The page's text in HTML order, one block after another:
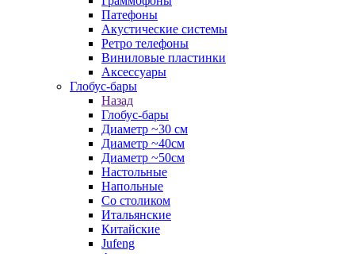
Патефоны
Акустические системы
Ретро телефоны
Виниловые пластинки
Аксессуары
Глобус-бары
Назад
Глобус-бары
Диаметр ~30 см
Диаметр ~40см
Диаметр ~50см
Настольные
Напольные
Со столиком
Итальянские
Китайские
Jufeng